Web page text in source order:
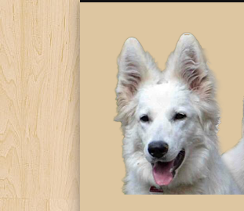
Welpen, weiße Schäferhunde,